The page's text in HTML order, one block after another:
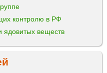
контролю в РФ
ядовитых веществ